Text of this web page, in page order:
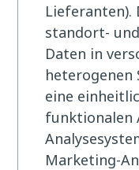
Lieferanten).
standort-
Daten in
heterogenen
eine
funktionalen
Marketing-